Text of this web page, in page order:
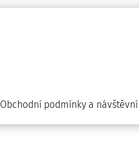
Obchodní podmínky a